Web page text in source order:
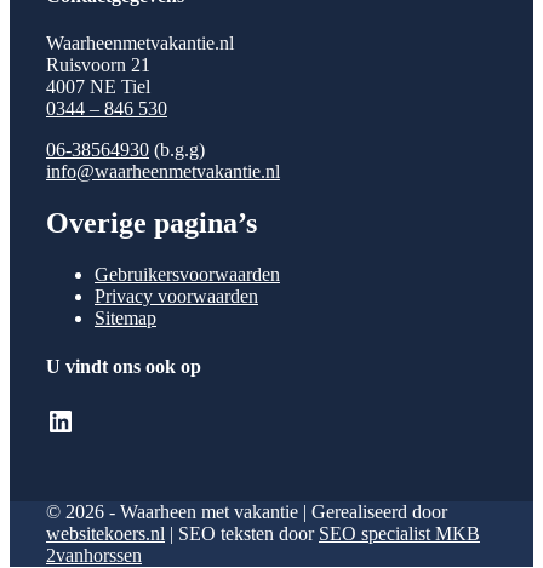
Waarheenmetvakantie.nl
Ruisvoorn 21
4007 NE Tiel
0344 – 846 530
06-38564930 (b.g.g)
info@waarheenmetvakantie.nl
Overige pagina’s
Gebruikersvoorwaarden
Privacy voorwaarden
Sitemap
U vindt ons ook op
LinkedIn
© 2026 - Waarheen met vakantie | Gerealiseerd door
websitekoers.nl | SEO teksten door SEO specialist MKB
2vanhorssen